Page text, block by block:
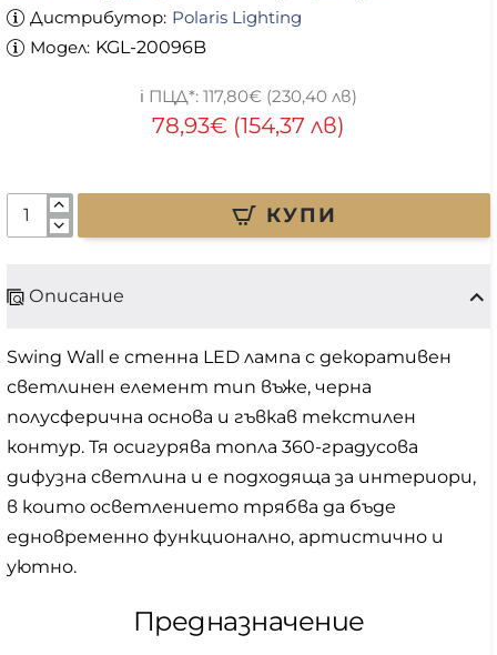
Дистрибутор: Polaris Lighting
Модел: KGL-20096B
78,93€ (154,37 лв)
117,80€ (230,40 лв)
КУПИ
Описание
Swing Wall е стенна LED лампа с декоративен
светлинен елемент тип въже, черна
полусферична основа и гъвкав текстилен
контур. Тя осигурява топла 360-градусова
дифузна светлина и е подходяща за интериори,
в които осветлението трябва да бъде
едновременно функционално, артистично и
уютно.
Предназначение